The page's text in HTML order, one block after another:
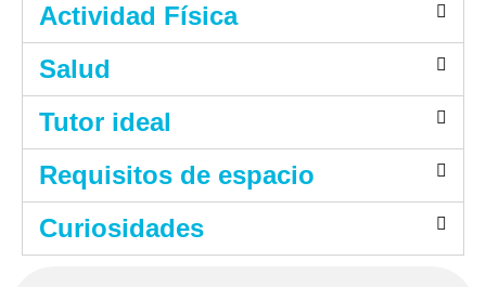
Actividad Física
Salud
Tutor ideal
Requisitos de espacio
Curiosidades